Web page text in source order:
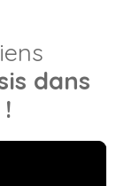
dans